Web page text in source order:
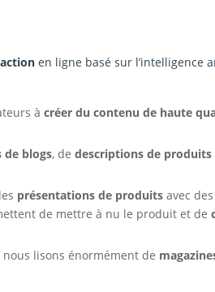
en ligne basé sur l’intelligence
àcréer du contenu de haute
de blogs, dedescriptions de produits
présentations de produits avec
de mettre à nu le produit et de
nous lisons énormément de